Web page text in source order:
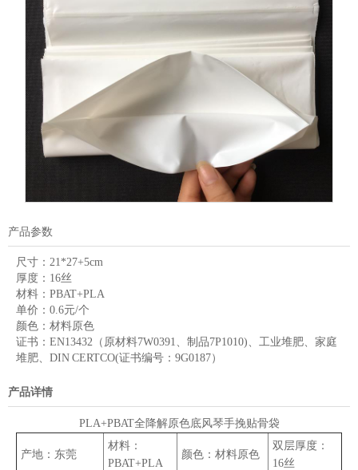
产品参数
尺寸： 21*27+5cm
厚度： 16丝
材料： PBAT+PLA
单价： 0.6元/个
颜色： 材料原色
证书： EN13432（原材料7W0391、制品7P1010)、工业堆肥、家庭
堆肥、DIN CERTCO(证书编号：9G0187）
产品详情
PLA+PBAT全降解原色底风琴手挽贴骨袋
产地：东莞
材料：
PBAT+PLA
颜色：材料原色
双层厚度：
16丝